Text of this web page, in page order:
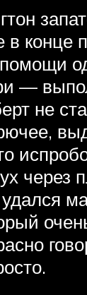
в конце
—
не
через